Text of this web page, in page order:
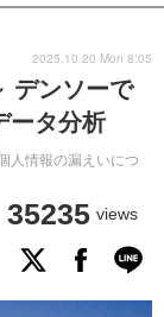
デンソーで
タ分析
人情報の漏えいにつ
35235 views
2025.10.20 Mon 8:05